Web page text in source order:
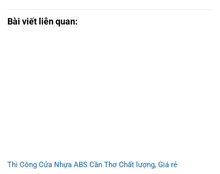
Bài viết liên quan:
Thi Công Cửa Nhựa ABS Cần Thơ Chất lượng, Giá rẻ